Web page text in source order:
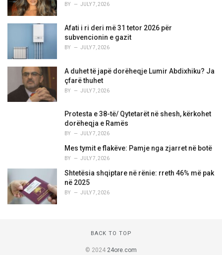
BY JULY 7, 2026
Afati i ri deri më 31 tetor 2026 për
subvencionin e gazit
BY JULY 7, 2026
A duhet të japë dorëheqje Lumir Abdixhiku? Ja
çfarë thuhet
BY JULY 7, 2026
Protesta e 38-të/ Qytetarët në shesh, kërkohet
dorëheqja e Ramës
BY JULY 7, 2026
Mes tymit e flakëve: Pamje nga zjarret në botë
BY JULY 7, 2026
Shtetësia shqiptare në rënie: rreth 46% më pak
në 2025
BY JULY 7, 2026
BACK TO TOP
© 2024 24ore.com